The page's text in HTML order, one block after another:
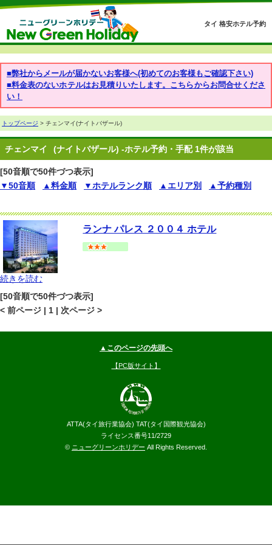
タイ 格安ホテル予約
■弊社からメールが届かないお客様へ(初めてのお客様もご確認下さい)
■料金表のないホテルはお見積りいたします。こちらからお問合せくださ
い！
トップページ > チェンマイ(ナイトバザール)
チェンマイ (ナイトバザール) -ホテル予約・手配 1件が該当
[50音順で50件づつ表示]
▼50音順
▲料金順 ▼ホテルランク順 ▲エリア別 ▲予約種別
ランナ パレス ２００４ ホテル
続きを読む
[50音順で50件づつ表示]
< 前ページ | 1 | 次ページ >
▲このページの先頭へ
【PC版サイト】
ATTA(タイ旅行業協会) TAT(タイ国際観光協会)
ライセンス番号11/2729
© ニューグリーンホリデー All Rights Reserved.